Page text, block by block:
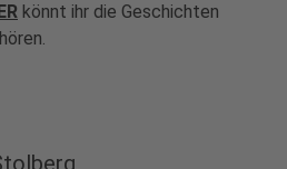
könnt ihr die Geschichten